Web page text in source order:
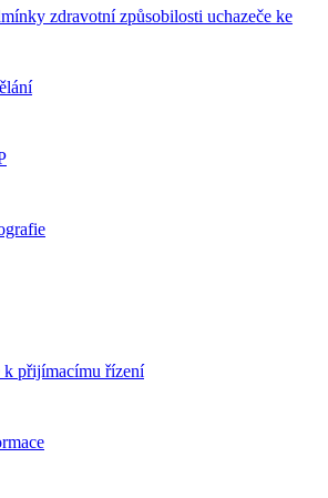
zdravotní způsobilosti uchazeče ke
k přijímacímu řízení